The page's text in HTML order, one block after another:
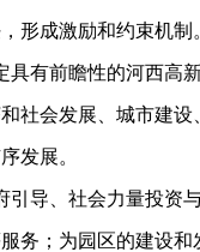
形成激励和约束机制
具有前瞻性的河西
社会发展、城市建
发展。
引导、社会力量投
务；为园区的建设